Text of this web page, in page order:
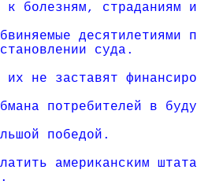
болезням, страданиям
десятилетиями
суда.
не заставят
потребителей в
победой.
американским